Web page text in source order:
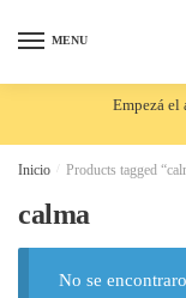
MENU
Empezá el
Inicio Products tagged
calma
No se